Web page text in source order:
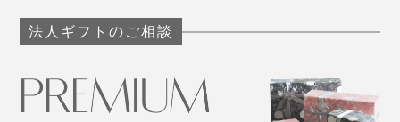
法人ギフトのご相談